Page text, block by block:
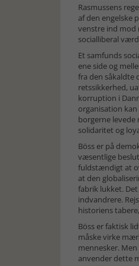
Rasmussens
af den engelske
venstre ind mod
socialliberal
Et samfunds
ene side og
fra den såkaldte
retssikkerhed,
korruption i
organisation
borgerne levede
solidaritet og
Böss er på
væsentlige
fuldstændigt at
at den
fabrik lukket.
indvandrere.
historiens
Böss er faktisk
måske virke
mennesker.
anvender dette